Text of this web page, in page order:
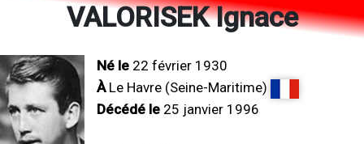
VALORISEK Ignace
Né le 22 février 1930
ÀLe Havre (Seine-Maritime)
Décédé le 25 janvier 1996